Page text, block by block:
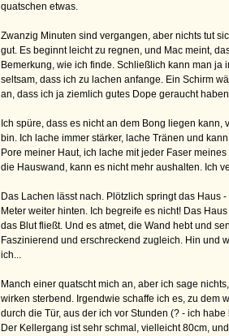
quatschen etwas.
Zwanzig Minuten sind vergangen, aber nichts tut
gut. Es beginnt leicht zu regnen, und Mac meint,
Bemerkung, wie ich finde. Schließlich kann man
seltsam, dass ich zu lachen anfange. Ein Schirm
an, dass ich ja ziemlich gutes Dope geraucht
Ich spüre, dass es nicht an dem Bong liegen
bin. Ich lache immer stärker, lache Tränen und
Pore meiner Haut, ich lache mit jeder Faser
die Hauswand, kann es nicht mehr aushalten. Ich
Das Lachen lässt nach. Plötzlich springt das Haus
Meter weiter hinten. Ich begreife es nicht! Das
das Blut fließt. Und es atmet, die Wand hebt und
Faszinierend und erschreckend zugleich. Hin und
ich...
Manch einer quatscht mich an, aber ich sage
wirken sterbend. Irgendwie schaffe ich es, zu dem
durch die Tür, aus der ich vor Stunden (? - ich
Der Kellergang ist sehr schmal, vielleicht 80cm,